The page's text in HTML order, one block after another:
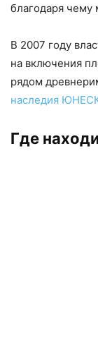
благодаря чему
В 2007 году
на включения
рядом
наследия
Где